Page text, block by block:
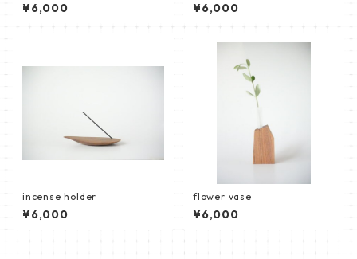
¥6,000 ¥6,000
incense holder
¥6,000
flower vase
¥6,000